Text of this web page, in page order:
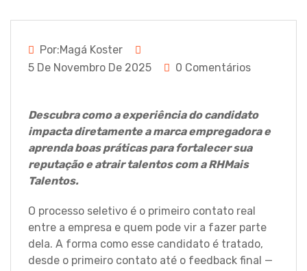
Por:Magá Koster
5 De Novembro De 2025
0 Comentários
Descubra como a experiência do candidato
impacta diretamente a marca empregadora e
aprenda boas práticas para fortalecer sua
reputação e atrair talentos com a RHMais
Talentos.
O processo seletivo é o primeiro contato real
entre a empresa e quem pode vir a fazer parte
dela. A forma como esse candidato é tratado,
desde o primeiro contato até o feedback final —